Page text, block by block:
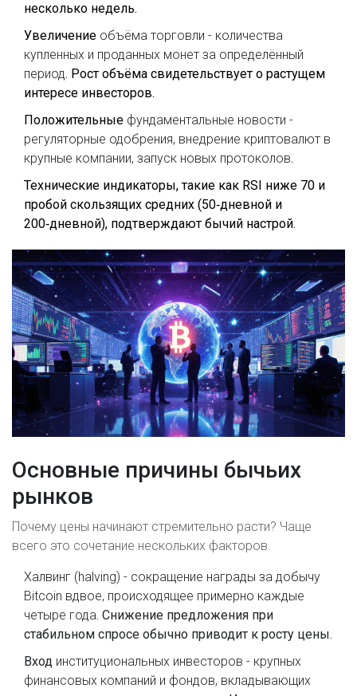
несколько недель.
Увеличение объёма торговли - количества
купленных и проданных монет за определённый
период. Рост объёма свидетельствует о растущем
интересе инвесторов.
Положительные фундаментальные новости -
регуляторные одобрения, внедрение криптовалют в
крупные компании, запуск новых протоколов.
Технические индикаторы, такие как RSI ниже 70 и
пробой скользящих средних (50‑дневной и
200‑дневной), подтверждают бычий настрой.
Основные причины бычьих
рынков
Почему цены начинают стремительно расти? Чаще
всего это сочетание нескольких факторов.
Халвинг (halving) - сокращение награды за добычу
Bitcoin вдвое, происходящее примерно каждые
четыре года. Снижение предложения при
стабильном спросе обычно приводит к росту цены.
Вход институциональных инвесторов - крупных
финансовых компаний и фондов, вкладывающих